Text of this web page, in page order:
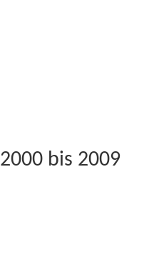
2000 bis 2009